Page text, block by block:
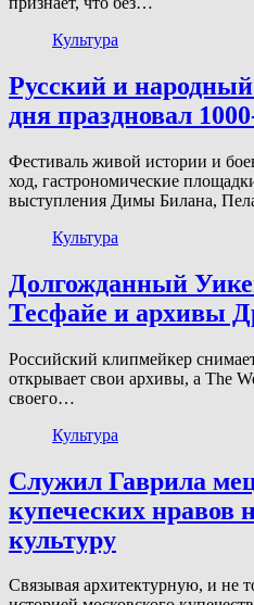
Культура
Русский и
дня праздновал
Фестиваль живой истории и
ход, гастрономические
выступления Димы Билана,
Культура
Долгожданный
Тесфайе и архивы
Российский клипмейкер
открывает свои архивы, а The
своего…
Культура
Служил Гаврила
купеческих нравов
культуру
Связывая архитектурную, и не